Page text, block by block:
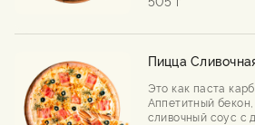
Пицца
Это как паста
Аппетитный
сливочный соус с